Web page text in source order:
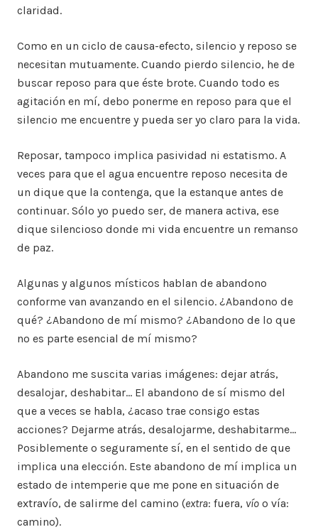
claridad.
Como en un ciclo de causa-efecto, silencio y reposo se
necesitan mutuamente. Cuando pierdo silencio, he de
buscar reposo para que éste brote. Cuando todo es
agitación en mí, debo ponerme en reposo para que el
silencio me encuentre y pueda ser yo claro para la vida.
Reposar, tampoco implica pasividad ni estatismo. A
veces para que el agua encuentre reposo necesita de
un dique que la contenga, que la estanque antes de
continuar. Sólo yo puedo ser, de manera activa, ese
dique silencioso donde mi vida encuentre un remanso
de paz.
Algunas y algunos místicos hablan de abandono
conforme van avanzando en el silencio. ¿Abandono de
qué? ¿Abandono de mí mismo? ¿Abandono de lo que
no es parte esencial de mí mismo?
Abandono me suscita varias imágenes: dejar atrás,
desalojar, deshabitar… El abandono de sí mismo del
que a veces se habla, ¿acaso trae consigo estas
acciones? Dejarme atrás, desalojarme, deshabitarme…
Posiblemente o seguramente sí, en el sentido de que
implica una elección. Este abandono de mí implica un
estado de intemperie que me pone en situación de
extravío, de salirme del camino (extra: fuera, vío o vía:
camino).